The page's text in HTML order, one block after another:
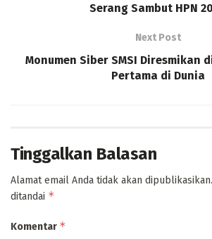
Serang Sambut HPN
Next Post
Monumen Siber SMSI Diresmikan
Pertama di Dunia
Tinggalkan Balasan
Alamat email Anda tidak akan dipublikasikan.
ditandai *
Komentar *